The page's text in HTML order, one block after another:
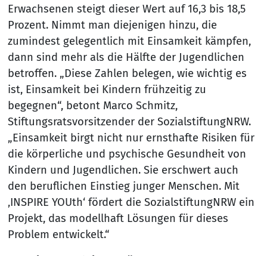
Erwachsenen steigt dieser Wert auf 16,3 bis 18,5
Prozent. Nimmt man diejenigen hinzu, die
zumindest gelegentlich mit Einsamkeit kämpfen,
dann sind mehr als die Hälfte der Jugendlichen
betroffen. „Diese Zahlen belegen, wie wichtig es
ist, Einsamkeit bei Kindern frühzeitig zu
begegnen“, betont Marco Schmitz,
Stiftungsratsvorsitzender der SozialstiftungNRW.
„Einsamkeit birgt nicht nur ernsthafte Risiken für
die körperliche und psychische Gesundheit von
Kindern und Jugendlichen. Sie erschwert auch
den beruflichen Einstieg junger Menschen. Mit
‚INSPIRE YOUth‘ fördert die SozialstiftungNRW ein
Projekt, das modellhaft Lösungen für dieses
Problem entwickelt.“